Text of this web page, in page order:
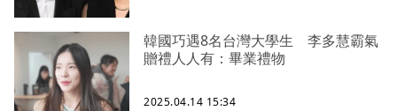
韓國巧遇8名台灣大學生 李多慧霸氣
贈禮人人有：畢業禮物
2025.04.14 15:34